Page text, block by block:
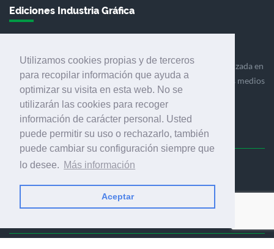
Utilizamos cookies propias y de terceros
para recopilar información que ayuda a
optimizar su visita en esta web. No se
utilizarán las cookies para recoger
información de carácter personal. Usted
puede permitir su uso o rechazarlo, también
puede cambiar su configuración siempre que
lo desee. Más información
Aceptar
Ediciones Industria Gráfica
Ediciones Industria Gráfica es una empresa editora especializada en
el mercado de la comunicación gráfica que engloba diversos medios
profesionales especializados en el mercado gráfico, la
comunicación visual y el envasado.
Ediciones Industria Gráfica, S.C.P.
Calle Fluvià 257, bajos, 08020 Barcelona (España)